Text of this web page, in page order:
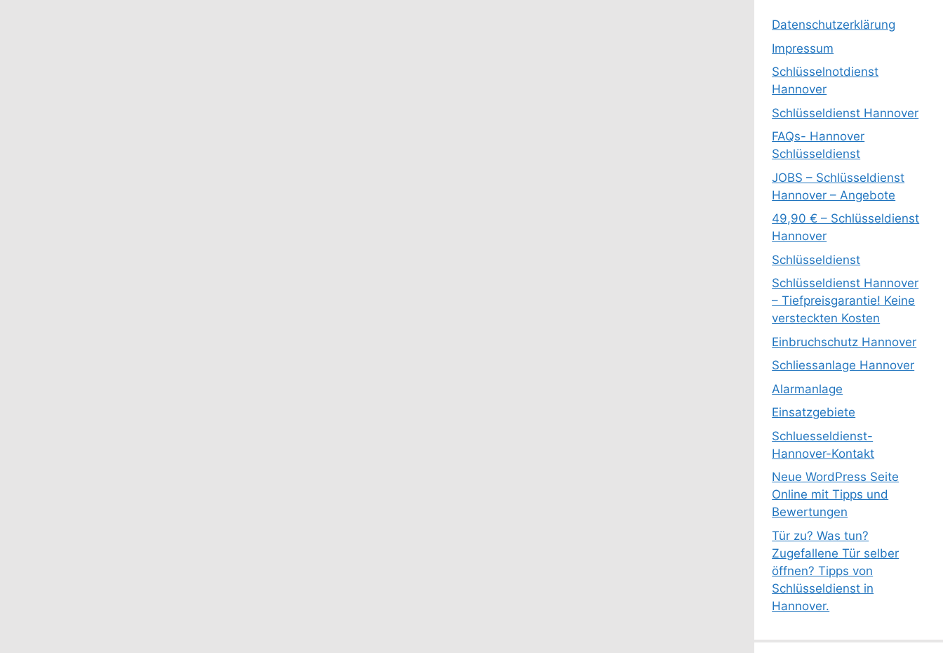
Datenschutzerklärung
Impressum
Schlüsselnotdienst
Hannover
Schlüsseldienst Hannover
FAQs- Hannover
Schlüsseldienst
JOBS – Schlüsseldienst
Hannover – Angebote
49,90 € – Schlüsseldienst
Hannover
Schlüsseldienst
Schlüsseldienst Hannover
– Tiefpreisgarantie! Keine
versteckten Kosten
Einbruchschutz Hannover
Schliessanlage Hannover
Alarmanlage
Einsatzgebiete
Schluesseldienst-
Hannover-Kontakt
Neue WordPress Seite
Online mit Tipps und
Bewertungen
Tür zu? Was tun?
Zugefallene Tür selber
öffnen? Tipps von
Schlüsseldienst in
Hannover.